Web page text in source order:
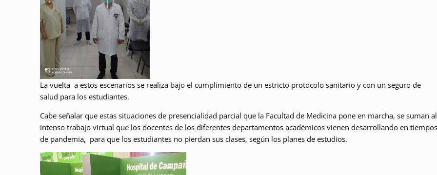
La vuelta a estos escenarios se realiza bajo el cumplimiento de un estricto protocolo sanitario y con un seguro de
salud para los estudiantes.
Cabe señalar que estas situaciones de presencialidad parcial que la Facultad de Medicina pone en marcha, se suman al
intenso trabajo virtual que los docentes de los diferentes departamentos académicos vienen desarrollando en tiempos
de pandemia, para que los estudiantes no pierdan sus clases, según los planes de estudios.